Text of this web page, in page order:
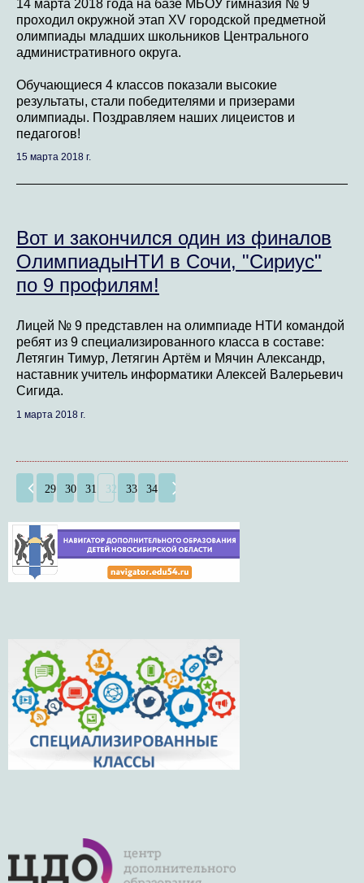
14 марта 2018 года на базе МБОУ гимназия № 9
проходил окружной этап XV городской предметной
олимпиады младших школьников Центрального
административного округа.
Обучающиеся 4 классов показали высокие
результаты, стали победителями и призерами
олимпиады. Поздравляем наших лицеистов и
педагогов!
15 марта 2018 г.
Вот и закончился один из финалов
ОлимпиадыНТИ в Сочи, "Сириус"
по 9 профилям!
Лицей № 9 представлен на олимпиаде НТИ командой
ребят из 9 специализированного класса в составе:
Летягин Тимур, Летягин Артём и Мячин Александр,
наставник учитель информатики Алексей Валерьевич
Сигида.
1 марта 2018 г.
29 30 31 32 33 34